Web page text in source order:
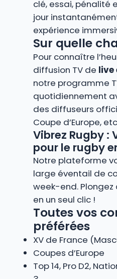
clé, essai, pénalité
jour
expérience
Sur quelle
Pour connaître
diffusion TV de live
notre programme
quotidiennement
des diffuseurs
Coupe d’Europe,
Vibrez Rugby :
pour le rugby
Notre plateforme
large éventail de
week-end.
en un seul clic !
Toutes vos
préférées
XV de France
Coupes d’Europe
Top 14, Pro D2,